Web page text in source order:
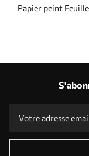
Papier peint